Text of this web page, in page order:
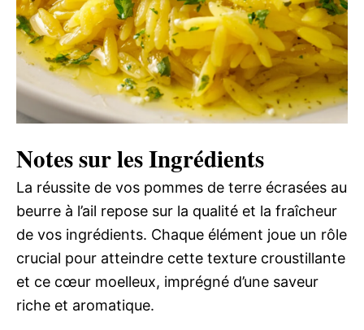
Notes sur les Ingrédients
La réussite de vos pommes de terre écrasées au
beurre à l’ail repose sur la qualité et la fraîcheur
de vos ingrédients. Chaque élément joue un rôle
crucial pour atteindre cette texture croustillante
et ce cœur moelleux, imprégné d’une saveur
riche et aromatique.